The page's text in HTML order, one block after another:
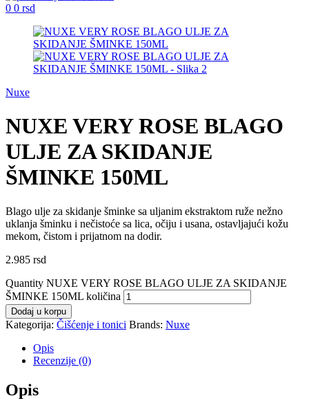
0 0 rsd
Nuxe
NUXE VERY ROSE BLAGO
ULJE ZA SKIDANJE
ŠMINKE 150ML
Blago ulje za skidanje šminke sa uljanim ekstraktom ruže nežno
uklanja šminku i nečistoće sa lica, očiju i usana, ostavljajući kožu
mekom, čistom i prijatnom na dodir.
2.985 rsd
Quantity NUXE VERY ROSE BLAGO ULJE ZA SKIDANJE
ŠMINKE 150ML količina
Dodaj u korpu
Kategorija: Čišćenje i tonici Brands: Nuxe
Opis
Recenzije (0)
Opis